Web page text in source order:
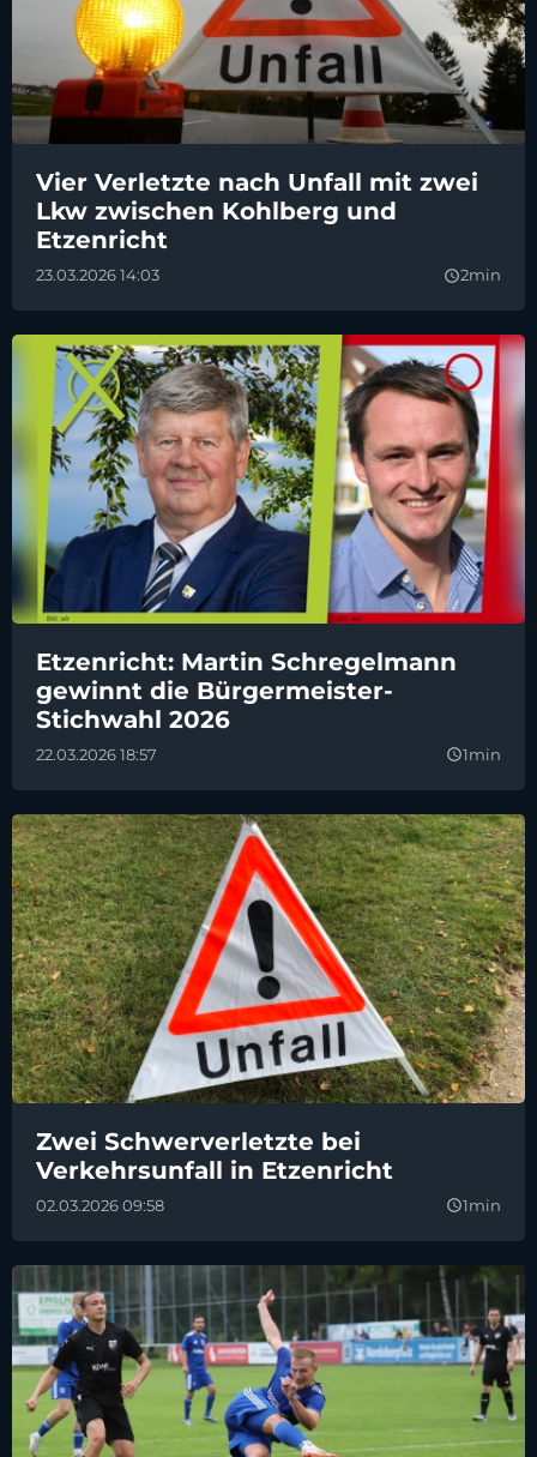
Vier Verletzte nach Unfall mit zwei
Lkw zwischen Kohlberg und
Etzenricht
23.03.2026 14:03 query_builder2min
Etzenricht: Martin Schregelmann
gewinnt die Bürgermeister-
Stichwahl 2026
22.03.2026 18:57 query_builder1min
Zwei Schwerverletzte bei
Verkehrsunfall in Etzenricht
02.03.2026 09:58 query_builder1min